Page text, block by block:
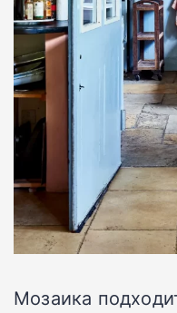
Мозаика